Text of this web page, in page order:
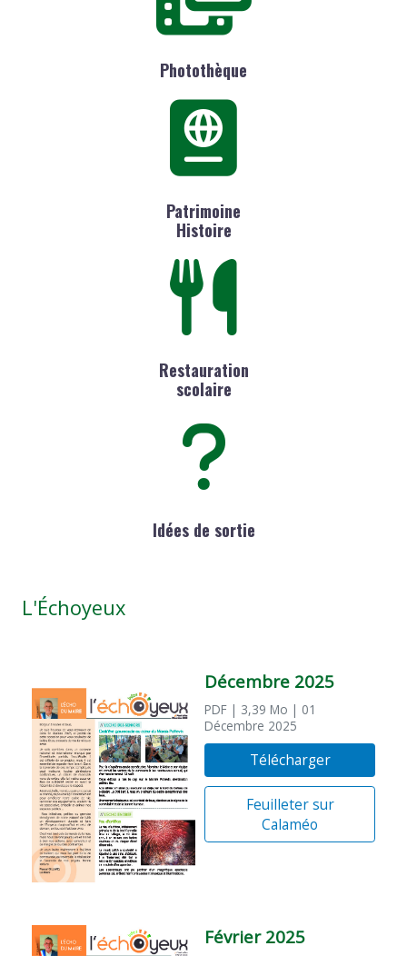
Photothèque
Patrimoine
Histoire
Restauration
scolaire
Idées de sortie
L'Échoyeux
Décembre 2025
PDF | 3,39 Mo | 01
Décembre 2025
Télécharger
Feuilleter sur
Calaméo
Février 2025